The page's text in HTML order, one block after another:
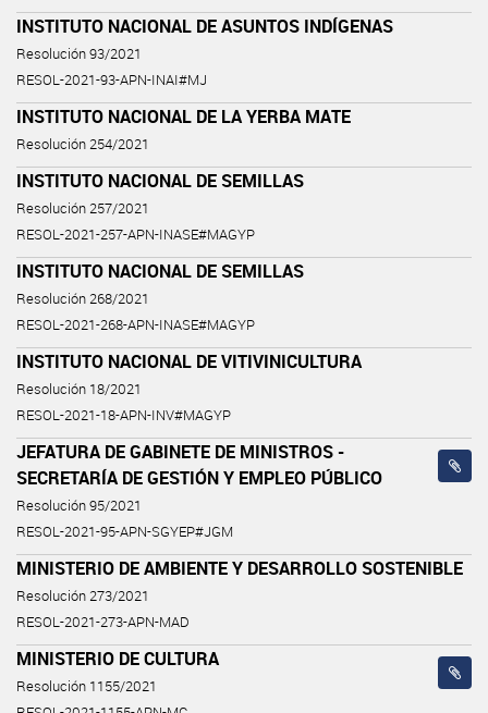
INSTITUTO NACIONAL DE ASUNTOS INDÍGENAS
Resolución 93/2021
RESOL-2021-93-APN-INAI#MJ
INSTITUTO NACIONAL DE LA YERBA MATE
Resolución 254/2021
INSTITUTO NACIONAL DE SEMILLAS
Resolución 257/2021
RESOL-2021-257-APN-INASE#MAGYP
INSTITUTO NACIONAL DE SEMILLAS
Resolución 268/2021
RESOL-2021-268-APN-INASE#MAGYP
INSTITUTO NACIONAL DE VITIVINICULTURA
Resolución 18/2021
RESOL-2021-18-APN-INV#MAGYP
JEFATURA DE GABINETE DE MINISTROS -
SECRETARÍA DE GESTIÓN Y EMPLEO PÚBLICO
Resolución 95/2021
RESOL-2021-95-APN-SGYEP#JGM
MINISTERIO DE AMBIENTE Y DESARROLLO SOSTENIBLE
Resolución 273/2021
RESOL-2021-273-APN-MAD
MINISTERIO DE CULTURA
Resolución 1155/2021